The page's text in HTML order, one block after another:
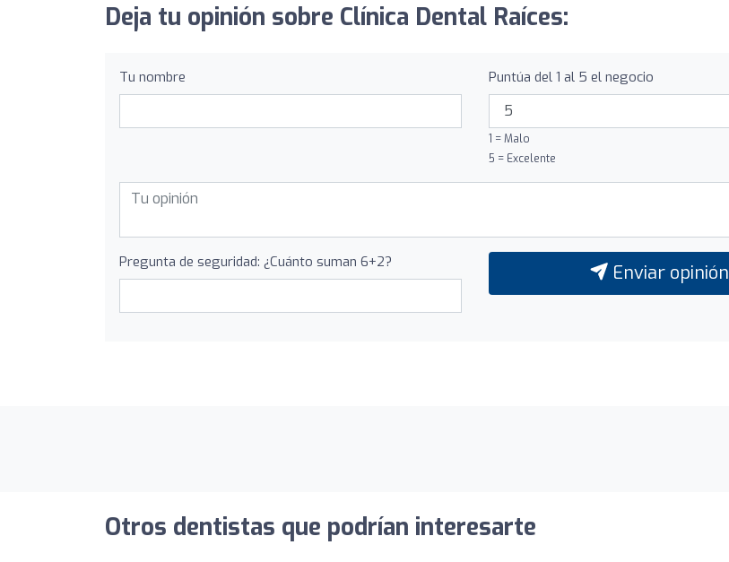
Deja tu opinión sobre Clínica Dental Raíces:
Tu nombre Puntúa del 1 al 5 el negocio
1 = Malo
5 = Excelente
Pregunta de seguridad: ¿Cuánto suman 6+2? Enviar opinión
Otros dentistas que podrían interesarte